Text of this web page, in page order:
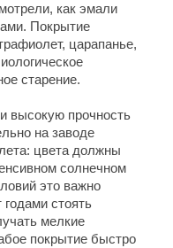
как эмали
Покрытие
царапанье,
старение.
высокую прочность
на заводе
цвета должны
солнечном
это важно
стоять
мелкие
покрытие быстро